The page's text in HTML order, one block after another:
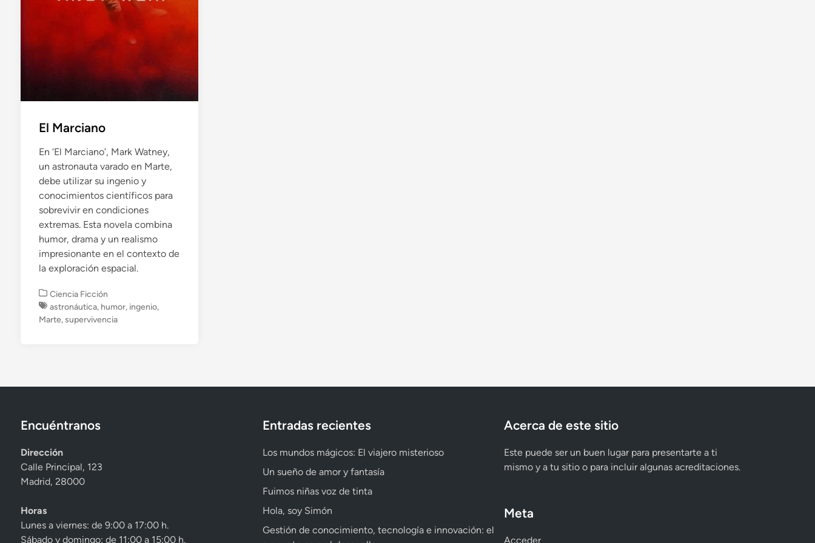
El Marciano
En ‘El Marciano’, Mark Watney,
un astronauta varado en Marte,
debe utilizar su ingenio y
conocimientos científicos para
sobrevivir en condiciones
extremas. Esta novela combina
humor, drama y un realismo
impresionante en el contexto de
la exploración espacial.
P
u
b
n
Ciencia Ficción
astronáutica, humor, ingenio,
Marte,supervivencia
Encuéntranos
Dirección
Calle Principal, 123
Madrid, 28000
Horas
Lunes a viernes: de 9:00 a 17:00 h.
Sábado y domingo: de 11:00 a 15:00 h.
Entradas recientes
Los mundos mágicos: El viajero misterioso
Un sueño de amor y fantasía
Fuimos niñas voz de tinta
Hola, soy Simón
Gestión de conocimiento, tecnología e innovación: el
Acerca de este sitio
Este puede ser un buen lugar para presentarte a ti
mismo y a tu sitio o para incluir algunas acreditaciones.
Meta
Acceder